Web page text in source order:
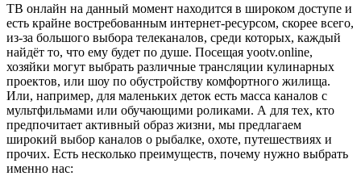
ТВ онлайн на данный момент находится в широком доступе и
есть крайне востребованным интернет-ресурсом, скорее всего,
из-за большого выбора телеканалов, среди которых, каждый
найдёт то, что ему будет по душе. Посещая yootv.online,
хозяйки могут выбрать различные трансляции кулинарных
проектов, или шоу по обустройству комфортного жилища.
Или, например, для маленьких деток есть масса каналов с
мультфильмами или обучающими роликами. А для тех, кто
предпочитает активный образ жизни, мы предлагаем
широкий выбор каналов о рыбалке, охоте, путешествиях и
прочих. Есть несколько преимуществ, почему нужно выбрать
именно нас: